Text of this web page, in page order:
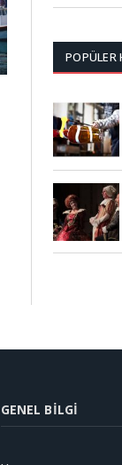
POPÜLER
GENEL BILGI